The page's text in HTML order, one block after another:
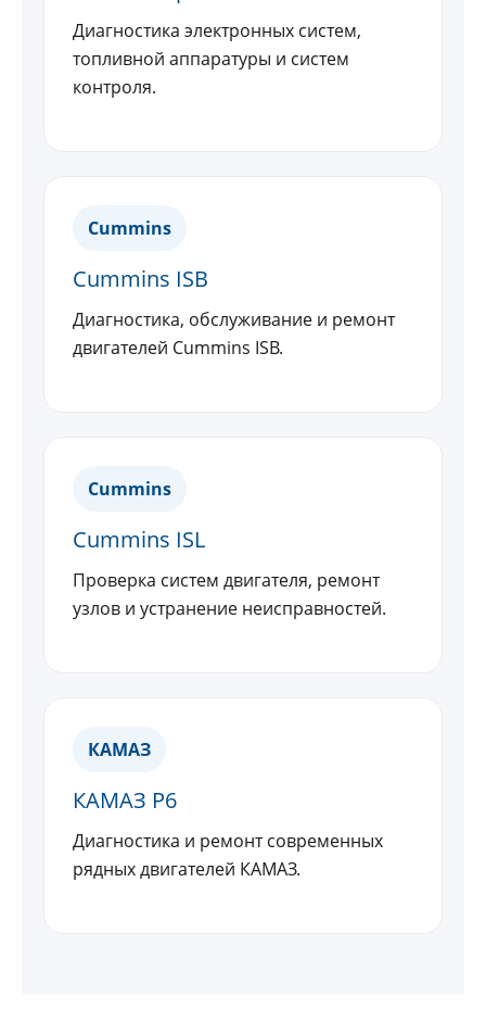
Диагностика электронных систем,
топливной аппаратуры и систем
контроля.
Cummins
Cummins ISB
Диагностика, обслуживание и ремонт
двигателей Cummins ISB.
Cummins
Cummins ISL
Проверка систем двигателя, ремонт
узлов и устранение неисправностей.
КАМАЗ
КАМАЗ Р6
Диагностика и ремонт современных
рядных двигателей КАМАЗ.